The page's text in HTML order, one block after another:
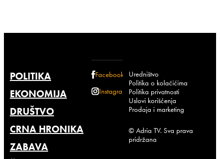
POLITIKA
EKONOMIJA
DRUŠTVO
CRNA HRONIKA
ZABAVA
Facebook
Instagram
Uredništvo
Politika o kolačićima
Politika privatnosti
Uslovi korišćenja
Prodaja i marketing
© Adria TV. Sva prava
pridržana